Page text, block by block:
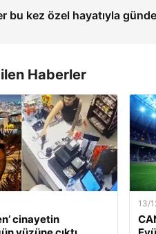
bu kez özel hayatıyla
Haberler
cinayetin
13/